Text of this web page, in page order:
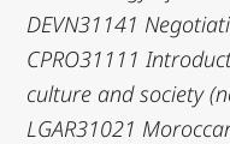
DEVN31141
CPRO31111
culture and society
LGAR31021